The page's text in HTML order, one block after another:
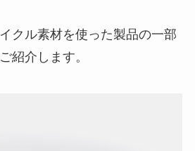
クル素材を使った製品の一部
紹介します。